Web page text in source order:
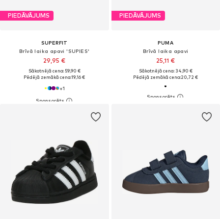
PIEDĀVĀJUMS
SUPERFIT
Brīvā laika apavi 'SUPIES'
29,95 €
Sākotnējā cena: 59,90 €
Pēdējā zemākā cena:19,16 €
+1
PIEDĀVĀJUMS
PUMA
Brīvā laika apavi
25,11 €
Sākotnējā cena: 34,90 €
Pēdējā zemākā cena:20,72 €